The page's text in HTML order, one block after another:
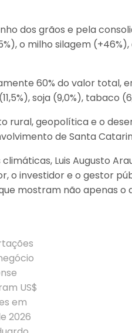
dos grãos e pela
o milho silagem
60% do valor total,
soja (9,0%), tabaco
rural, geopolítica e o
de Santa
Luis Augusto
o investidor e o gestor
mostram não apenas
US$
em
2026